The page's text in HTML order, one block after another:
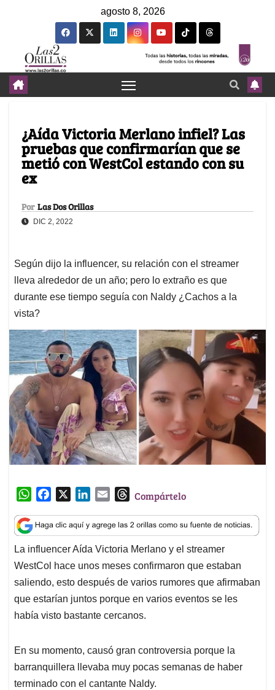
agosto 8, 2026
¿Aída Victoria Merlano infiel? Las
pruebas que confirmarían que se
metió con WestCol estando con su
ex
Por Las Dos Orillas
DIC 2, 2022
Según dijo la influencer, su relación con el streamer
lleva alrededor de un año; pero lo extraño es que
durante ese tiempo seguía con Naldy ¿Cachos a la
vista?
W
a
t
s
A
p
p
c
e
b
o
o
k
n
k
e
d
I
n
a
i
l
T
r
e
a
d
s
Compártelo
La influencer Aída Victoria Merlano y el streamer
WestCol hace unos meses confirmaron que estaban
saliendo, esto después de varios rumores que afirmaban
que estarían juntos porque en varios eventos se les
había visto bastante cercanos.
En su momento, causó gran controversia porque la
barranquillera llevaba muy pocas semanas de haber
terminado con el cantante Naldy.